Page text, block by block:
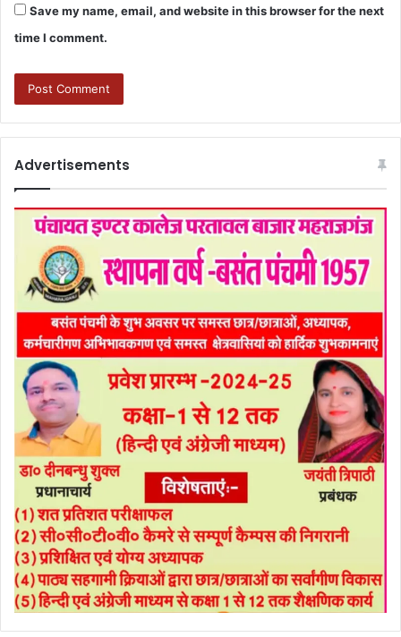
Save my name, email, and website in this browser for the next
time I comment.
Advertisements